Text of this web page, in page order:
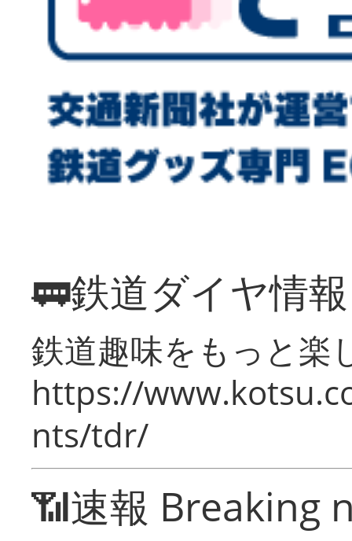
🚃鉄道ダイヤ情
鉄道趣味をもっと楽
https://
nts/tdr/
📶速報 Breaking